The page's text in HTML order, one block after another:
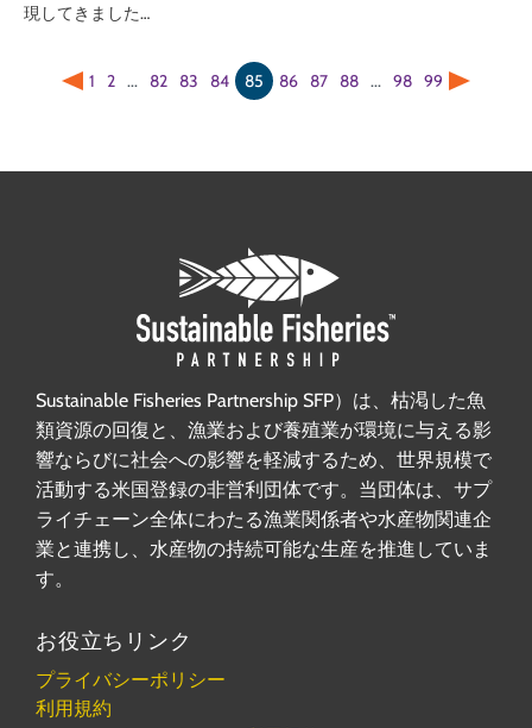
現してきました…
前へ
1 2 ... 82 83 84 85 86 87 88 ... 98 99
Sustainable Fisheries Partnership SFP）は、枯渇した魚
類資源の回復と、漁業および養殖業が環境に与える影
響ならびに社会への影響を軽減するため、世界規模で
活動する米国登録の非営利団体です。当団体は、サプ
ライチェーン全体にわたる漁業関係者や水産物関連企
業と連携し、水産物の持続可能な生産を推進していま
す。
お役立ちリンク
プライバシーポリシー
利用規約